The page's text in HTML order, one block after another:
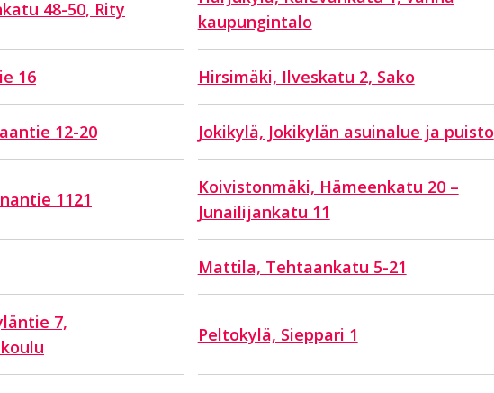
48-50, Rity
kaupungintalo
16 Hirsimäki, Ilveskatu 2, Sako
12-20 Jokikylä, Jokikylän asuinalue ja puisto
1121
Koivistonmäki, Hämeenkatu 20 –
Junailijankatu 11
Mattila, Tehtaankatu 5-21
7,
Peltokylä, Sieppari 1